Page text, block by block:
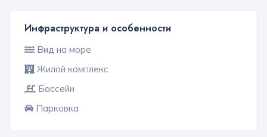
Инфраструктура и особенности
Вид на море
Жилой комплекс
Бассейн
Парковка